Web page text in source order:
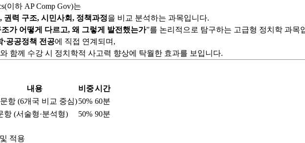
이하 AP Comp Gov)는
권력 구조, 시민사회, 정책과정을 비교 분석하는 과목입니다.
가 어떻게 다르고, 왜 그렇게 발전했는가”를 논리적으로 탐구하는 고급형 정치학 과목
·공공정책 전공에 직접 연계되며,
와 함께 수강 시 정치학적 사고력 향상에 탁월한 효과를 보입니다.
내용 비중시간
항 (6개국 비교 중심)50% 60분
항 (서술형·분석형) 50% 90분
적용